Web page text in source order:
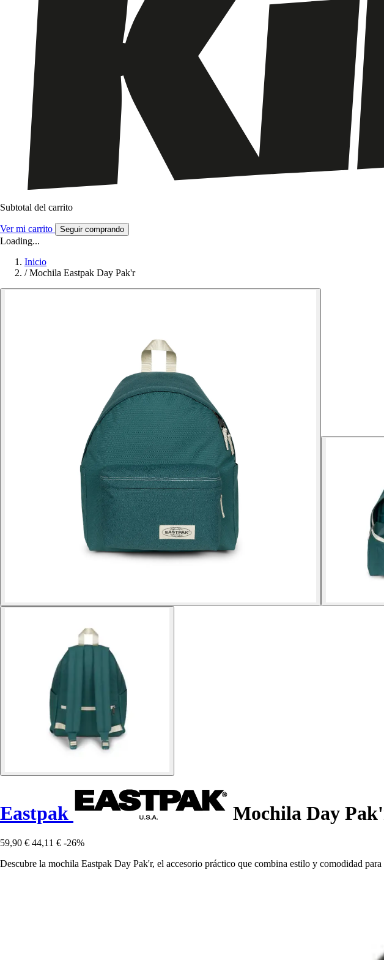
Subtotal del carrito
Ver mi carrito Seguir comprando
Loading...
Inicio
/ Mochila Eastpak Day Pak'r
Eastpak Mochila Day
59,90 € 44,11 € -26%
Descubre la mochila Eastpak Day Pak'r, el accesorio práctico que combina estilo y comodidad para